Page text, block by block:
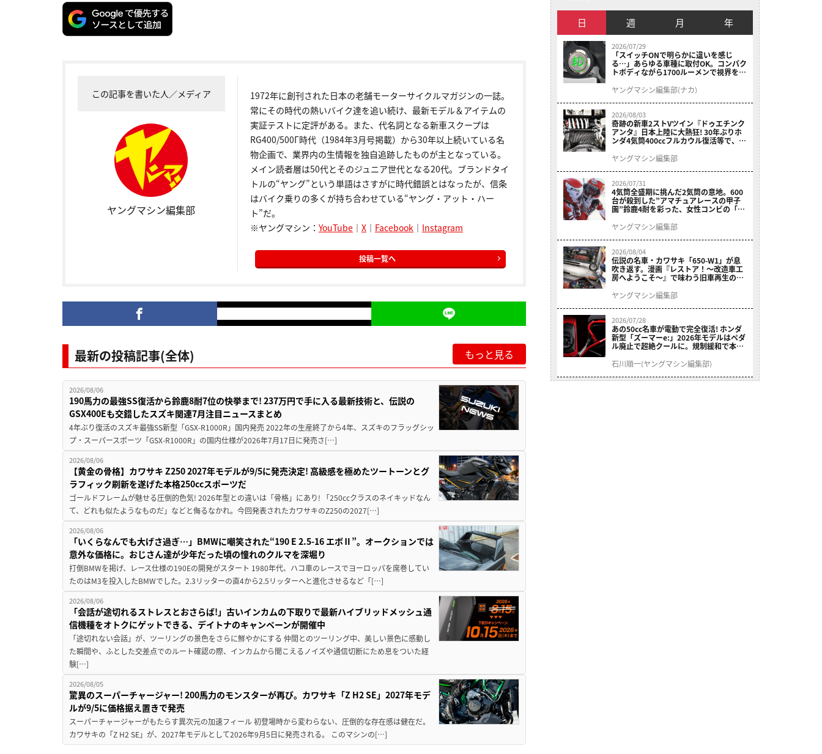
この記事を書いた人／メディア
ヤングマシン編集部
1972年に創刊された日本の老舗モーターサイクルマガジンの一誌。
常にその時代の熱いバイク達を追い続け、最新モデル＆アイテムの
実証テストに定評がある。また、代名詞となる新車スクープは
RG400/500Γ時代（1984年3月号掲載）から30年以上続いている名
物企画で、業界内の生情報を独自追跡したものが主となっている。
メイン読者層は50代とそのジュニア世代となる20代。ブランドタイ
トルの“ヤング”という単語はさすがに時代錯誤とはなったが、信条
はバイク乗りの多くが持ち合わせている“ヤング・アット・ハー
ト”だ。
※ヤングマシン： YouTube｜ X｜ Facebook ｜ Instagram
投稿一覧へ
最新の投稿記事(全体) もっと見る
2026/08/06
190馬力の最強SS復活から鈴鹿8耐7位の快挙まで! 237万円で手に入る最新技術と、伝説の
GSX400Eも交錯したスズキ関連7月注目ニュースまとめ
4年ぶり復活のスズキ最強SS新型「GSX-R1000R」国内発売 2022年の生産終了から4年、スズキのフラッグシッ
プ・スーパースポーツ「GSX-R1000R」の国内仕様が2026年7月17日に発売さ[…]
2026/08/06
【黄金の骨格】カワサキ Z250 2027年モデルが9/5に発売決定! 高級感を極めたツートーンとグ
ラフィック刷新を遂げた本格250ccスポーツだ
ゴールドフレームが魅せる圧倒的色気! 2026年型との違いは「骨格」にあり! 「250ccクラスのネイキッドなん
て、どれも似たようなものだ」などと侮るなかれ。今回発表されたカワサキのZ250の2027[…]
2026/08/06
「いくらなんでも大げさ過ぎ…」BMWに嘲笑された“190 E 2.5-16 エボⅡ”。オークションでは
意外な価格に。おじさん達が少年だった頃の憧れのクルマを深堀り
打倒BMWを掲げ、レース仕様の190Eの開発がスタート 1980年代、ハコ車のレースでヨーロッパを席巻してい
たのはM3を投入したBMWでした。2.3リッターの直4から2.5リッターへと進化させるなど「[…]
2026/08/06
「会話が途切れるストレスとおさらば!」古いインカムの下取りで最新ハイブリッドメッシュ通
信機種をオトクにゲットできる、デイトナのキャンペーンが開催中
「途切れない会話」が、ツーリングの景色をさらに鮮やかにする 仲間とのツーリング中、美しい景色に感動し
た瞬間や、ふとした交差点でのルート確認の際、インカムから聞こえるノイズや通信切断にため息をついた経
験[…]
2026/08/05
驚異のスーパーチャージャー! 200馬力のモンスターが再び。カワサキ「Z H2 SE」2027年モデ
ルが9/5に価格据え置きで発売
スーパーチャージャーがもたらす異次元の加速フィール 初登場時から変わらない、圧倒的な存在感は健在だ。
カワサキの「Z H2 SE」が、2027年モデルとして2026年9月5日に発売される。 このマシンの[…]
日 週 月 年
2026/07/29
「スイッチONで明らかに違いを感じ
る…」あらゆる車種に取付OK。コンパク
トボディながら1700ルーメンで視界を確
ニット プレシャスレイ スモール］
ヤングマシン編集部(ナカ)
2026/08/03
奇跡の新車2ストVツイン『ドゥエチンク
アンタ』日本上陸に大熱狂! 30年ぶりホ
ンダ4気筒400ccフルカウル復活等で、ロ
ニュース振り返り】
ヤングマシン編集部
2026/07/31
4気筒全盛期に挑んだ2気筒の意地。600
台が殺到した”アマチュアレースの甲子
園”鈴鹿4耐を彩った、女性コンビの「ス
ヤングマシン編集部
2026/08/04
伝説の名車・カワサキ「650-W1」が息
吹き返す。漫画『レストア！～改造車工
房へようこそ～』で味わう旧車再生のロ
ヤングマシン編集部
2026/07/28
あの50cc名車が電動で完全復活! ホンダ
新型「ズーマーe:」2026年モデルはペダ
ル廃止で超絶クールに。規制緩和で本来
石川順一(ヤングマシン編集部)